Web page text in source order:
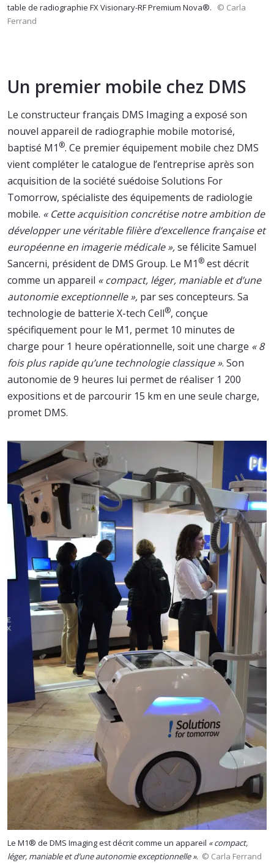
table de radiographie FX Visionary-RF Premium Nova®.
© Carla
Ferrand
Un premier mobile chez DMS
Le constructeur français DMS Imaging a exposé son
nouvel appareil de radiographie mobile motorisé,
baptisé M1 ®. Ce premier équipement mobile chez DMS
vient compléter le catalogue de l’entreprise après son
acquisition de la société suédoise Solutions For
Tomorrow, spécialiste des équipements de radiologie
mobile. « Cette acquisition concrétise notre ambition de
développer une véritable filière d’excellence française et
européenne en imagerie médicale »,se félicite Samuel
Sancerni, président de DMS Group. Le M1 ® est décrit
comme un appareil « compact, léger, maniable et d’une
autonomie exceptionnelle », par ses concepteurs. Sa
technologie de batterie X-tech Cell®, conçue
spécifiquement pour le M1, permet 10 minutes de
charge pour 1 heure opérationnelle, soit une charge « 8
fois plus rapide qu’une technologie classique ». Son
autonomie de 9 heures lui permet de réaliser 1 200
expositions et de parcourir 15 km en une seule charge,
promet DMS.
Le M1® de DMS Imaging est décrit comme un appareil « compact,
léger, maniable et d’une autonomie exceptionnelle ». © Carla Ferrand